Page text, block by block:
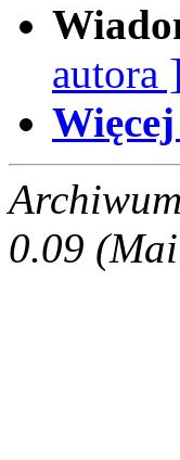
autora ]
0.09